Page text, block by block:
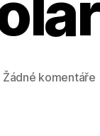
Žádné komentářeu